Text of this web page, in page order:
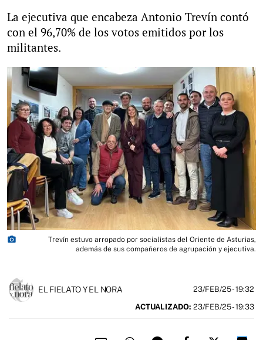
La ejecutiva que encabeza Antonio Trevín contó
con el 96,70% de los votos emitidos por los
militantes.
photo_camera
Trevín estuvo arropado por socialistas del Oriente de Asturias,
además de sus compañeros de agrupación y ejecutiva.
EL FIELATO Y EL NORA 23/FEB/25- 19:32
ACTUALIZADO: 23/FEB/25 - 19:33